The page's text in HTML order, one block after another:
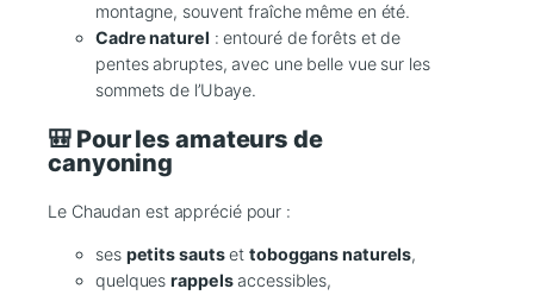
montagne, souvent fraîche même en été.
Cadre naturel : entouré de forêts et de
pentes abruptes, avec une belle vue sur les
sommets de l’Ubaye.
🎒 Pour les amateurs de
canyoning
Le Chaudan est apprécié pour :
ses petits sautsettoboggans naturels,
quelquesrappelsaccessibles,